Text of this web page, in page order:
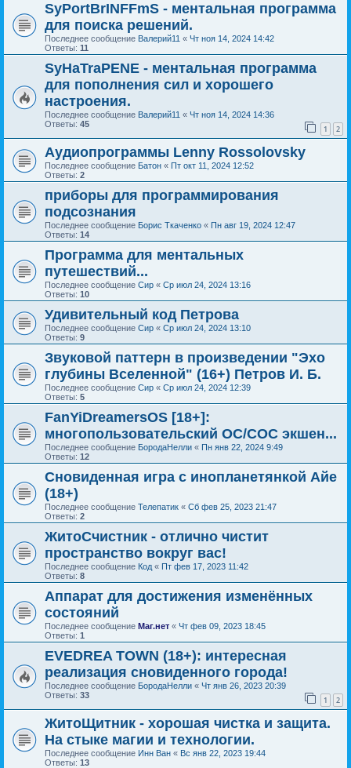
SyPortBrINFFmS - ментальная программа
для поиска решений.
Последнее сообщение Валерий11 « Чт ноя 14, 2024 14:42
Ответы: 11
SyHaTraPENE - ментальная программа
для пополнения сил и хорошего
настроения.
Последнее сообщение Валерий11 « Чт ноя 14, 2024 14:36
Ответы: 45 1 2
Аудиопрограммы Lenny Rossolovsky
Последнее сообщение Батон « Пт окт 11, 2024 12:52
Ответы: 2
приборы для программирования
подсознания
Последнее сообщение Борис Ткаченко « Пн авг 19, 2024 12:47
Ответы: 14
Программа для ментальных
путешествий...
Последнее сообщение Сир « Ср июл 24, 2024 13:16
Ответы: 10
Удивительный код Петрова
Последнее сообщение Сир « Ср июл 24, 2024 13:10
Ответы: 9
Звуковой паттерн в произведении "Эхо
глубины Вселенной" (16+) Петров И. Б.
Последнее сообщение Сир « Ср июл 24, 2024 12:39
Ответы: 5
FanYiDreamersOS [18+]:
многопользовательский ОС/СОС экшен...
Последнее сообщение БородаНелли « Пн янв 22, 2024 9:49
Ответы: 12
Сновиденная игра с инопланетянкой Айе
(18+)
Последнее сообщение Телепатик « Сб фев 25, 2023 21:47
Ответы: 2
ЖитоСчистник - отлично чистит
пространство вокруг вас!
Последнее сообщение Код « Пт фев 17, 2023 11:42
Ответы: 8
Аппарат для достижения изменённых
состояний
Последнее сообщение Маг.нет « Чт фев 09, 2023 18:45
Ответы: 1
EVEDREA TOWN (18+): интересная
реализация сновиденного города!
Последнее сообщение БородаНелли « Чт янв 26, 2023 20:39
Ответы: 33 1 2
ЖитоЩитник - хорошая чистка и защита.
На стыке магии и технологии.
Последнее сообщение Инн Ван « Вс янв 22, 2023 19:44
Ответы: 13